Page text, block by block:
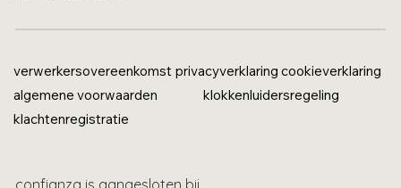
verwerkersovereenkomst privacyverklaring cookieverklaring
algemene voorwaarden
klokkenluidersregeling
klachtenregistratie